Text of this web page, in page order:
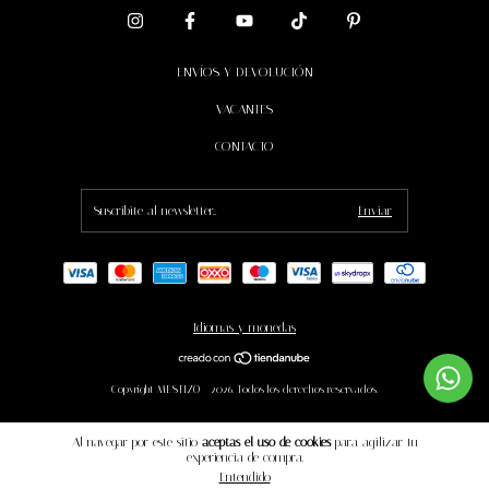
Al navegar por este sitio aceptas el uso de cookiespara agilizar tu
experiencia de compra.
Entendido
ENVÍOS Y DEVOLUCIÓN
VACANTES
CONTACTO
Idiomas y monedas
Copyright MESTIZO - 2026. Todos los derechos reservados.